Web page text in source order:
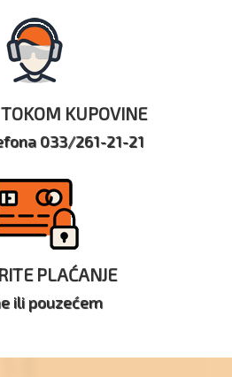
KUPOVINE
033/261-21-21
PLAĆANJE
ili pouzećem